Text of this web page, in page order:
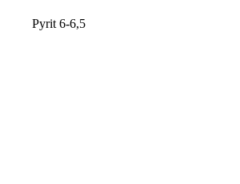
Pyrit 6-6,5